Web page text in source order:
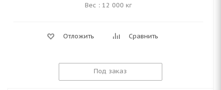
Вес : 12 000 кг
Отложить Сравнить
Под заказ